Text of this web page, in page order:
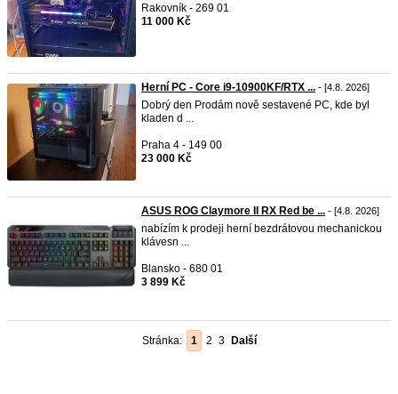
Rakovník - 269 01
11 000 Kč
Herní PC - Core i9-10900KF/RTX ... - [4.8. 2026]
Dobrý den Prodám nově sestavené PC, kde byl
kladen d ...
Praha 4 - 149 00
23 000 Kč
ASUS ROG Claymore II RX Red be ... - [4.8. 2026]
nabízím k prodeji herní bezdrátovou mechanickou
klávesn ...
Blansko - 680 01
3 899 Kč
Stránka: 1 2 3 Další